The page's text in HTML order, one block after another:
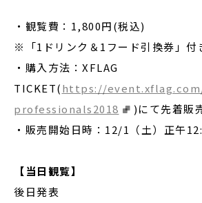
・観覧費：1,800円(税込)
※「1ドリンク＆1フード引換券」付
・購入方法：XFLAG
TICKET(https://
professionals2018
)にて先着販
・販売開始日時：12/1（土）正午
【当日観覧】
後日発表